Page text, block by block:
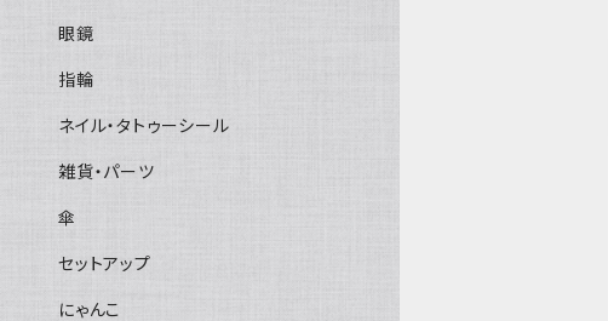
眼鏡
指輪
ネイル・タトゥーシール
雑貨・パーツ
傘
セットアップ
にゃんこ